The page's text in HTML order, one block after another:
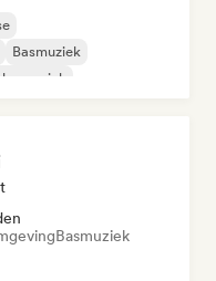
Basmuziek
muziek
Basmuziek